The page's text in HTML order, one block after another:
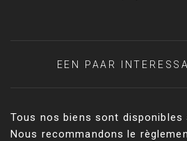
EEN PAAR
Tous nos biens sont disponibles
Nous recommandons le